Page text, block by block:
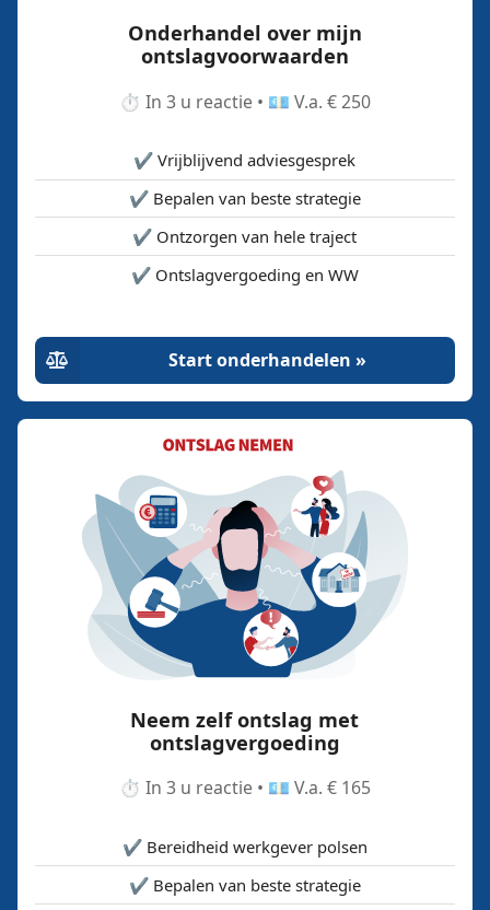
Onderhandel over mijn
ontslagvoorwaarden
⏱️ In 3 u reactie • 💶 V.a. € 250
✔️ Vrijblijvend adviesgesprek
✔️ Bepalen van beste strategie
✔️ Ontzorgen van hele traject
✔️ Ontslagvergoeding en WW
Start onderhandelen »
Neem zelf ontslag met
ontslagvergoeding
⏱️ In 3 u reactie • 💶 V.a. € 165
✔️ Bereidheid werkgever polsen
✔️ Bepalen van beste strategie